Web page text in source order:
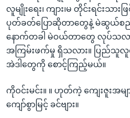
လူမျိုးရေး၊ ကျား၊မ တိုင်းရင်းသာ
ပုတ်ခတ်ပြောဆိုတာတွေနဲ့ မဲဆွယ်စည်
နောက်တခါ မဲဝယ်တာတွေ လုပ်သလာ
အကြမ်းဖက်မှု ရှိသလား။ ပြည်သူလူ
အဲဒါတွေကို စောင့်ကြည့်မယ်။
ကိုဝင်းမင်း။ ။ ဟုတ်ကဲ့ ကျေးဇူးအမ
ကျော်စွာမြင့် ခင်ဗျား။